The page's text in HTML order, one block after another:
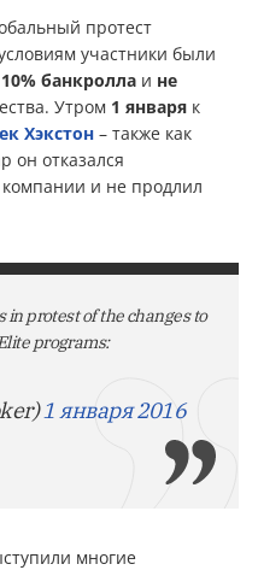
протест
участники были
10% банкролла и не
Утром 1 января к
Хэкстон – также как
он отказался
и не продлил
in protest of the changes to
programs:
1 января 2016
многие